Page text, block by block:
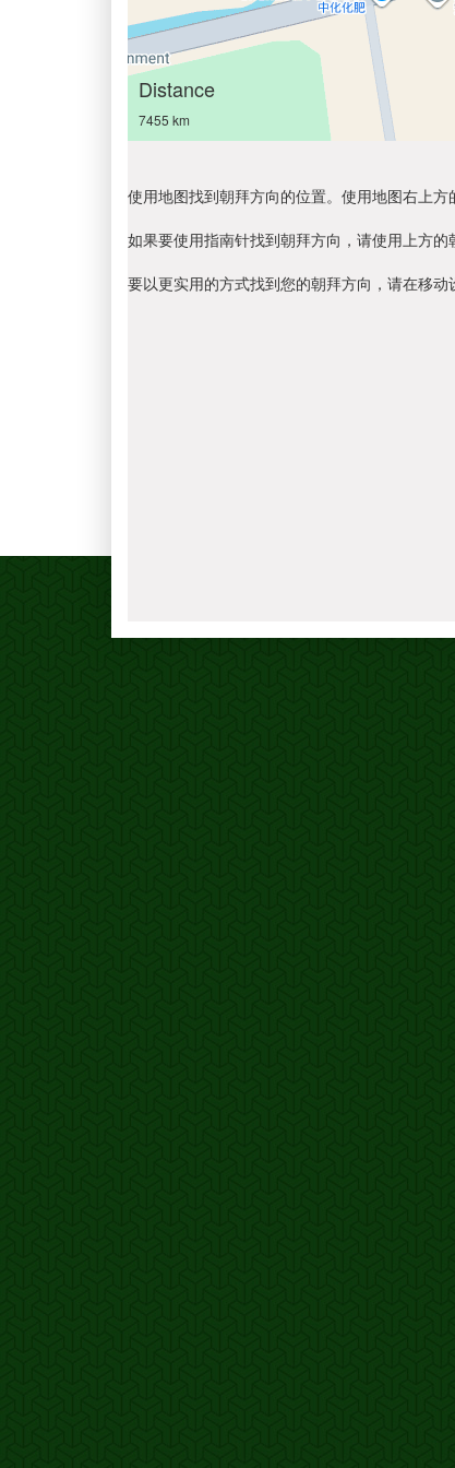
Distance
7455 km
使用地图找到朝拜方向的位置。使用地图右上方
如果要使用指南针找到朝拜方向，请使用上方
要以更实用的方式找到您的朝拜方向，请在移动